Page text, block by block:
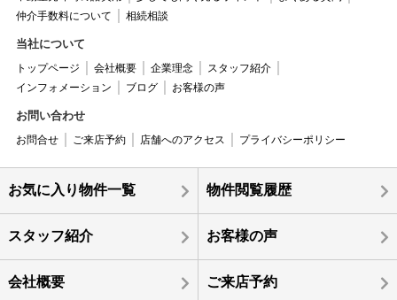
仲介手数料について
相続相談
当社について
トップページ 会社概要 企業理念
スタッフ紹介
インフォメーション
ブログ お客様の声
お問い合わせ
お問合せ ご来店予約 店舗へのアクセス プライバシーポリシー
お気に入り物件一覧 物件閲覧履歴
スタッフ紹介 お客様の声
会社概要 ご来店予約